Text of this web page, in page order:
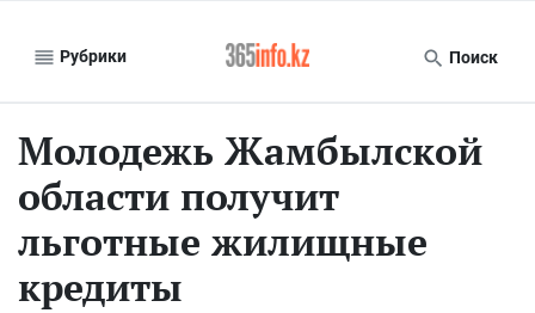
Рубрики Поиск
Молодежь Жамбылской
области получит
льготные жилищные
кредиты